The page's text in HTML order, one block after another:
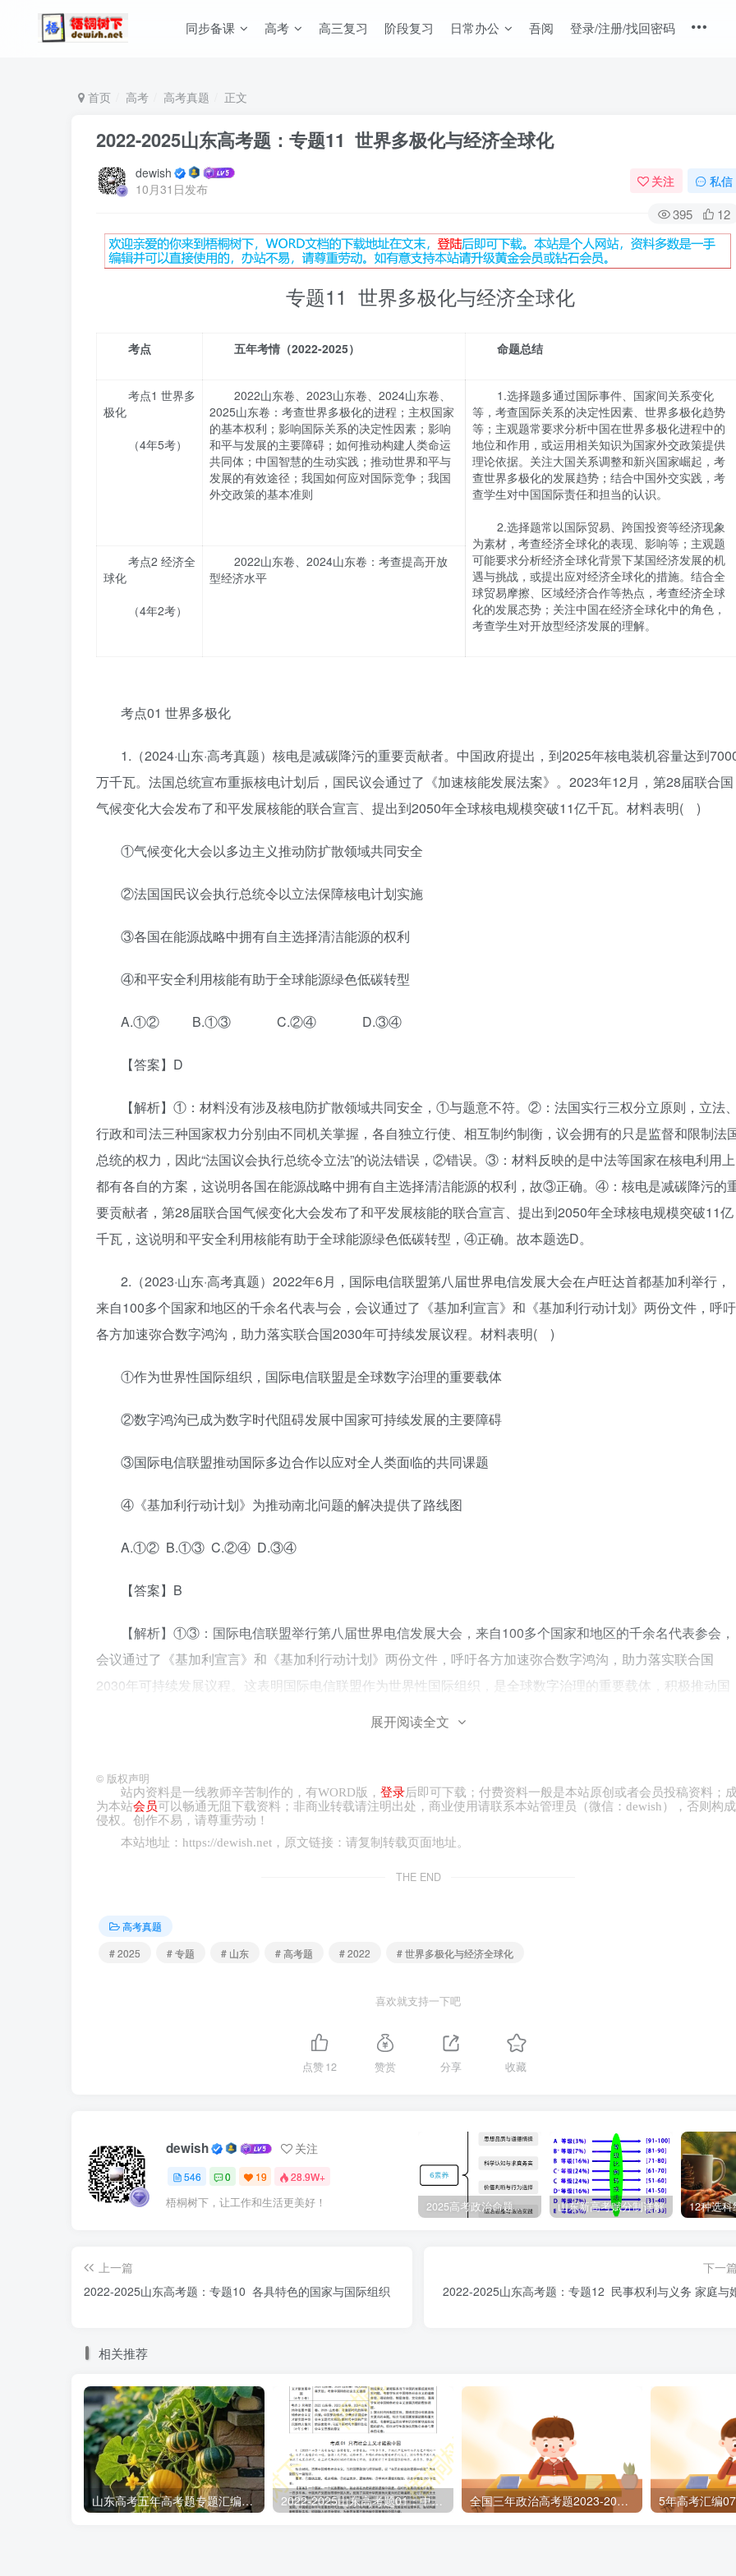
同步备课 高考 高三复习 阶段复习 日常办公 吾阅 登录/注册/找回密码
首页 高考 高考真题 正文
2022-2025山东高考题：专题11 世界多极化与经济全球化
dewish
10月31日发布
关注 私信
395 12
专题11 世界多极化与经济全球化
考点 五年考情（2022-2025） 命题总结
考点1 世界多
极化
（4年5考）
2022山东卷、2023山东卷、2024山东卷、
2025山东卷：考查世界多极化的进程；主权国家
的基本权利；影响国际关系的决定性因素；影响
和平与发展的主要障碍；如何推动构建人类命运
共同体；中国智慧的生动实践；推动世界和平与
发展的有效途径；我国如何应对国际竞争；我国
外交政策的基本准则
1.选择题多通过国际事件、国家间关系变化
等，考查国际关系的决定性因素、世界多极化趋势
等；主观题常要求分析中国在世界多极化进程中的
地位和作用，或运用相关知识为国家外交政策提供
理论依据。关注大国关系调整和新兴国家崛起，考
查世界多极化的发展趋势；结合中国外交实践，考
查学生对中国国际责任和担当的认识。
2.选择题常以国际贸易、跨国投资等经济现象
为素材，考查经济全球化的表现、影响等；主观题
可能要求分析经济全球化背景下某国经济发展的机
遇与挑战，或提出应对经济全球化的措施。结合全
球贸易摩擦、区域经济合作等热点，考查经济全球
化的发展态势；关注中国在经济全球化中的角色，
考查学生对开放型经济发展的理解。
考点2 经济全
球化
（4年2考）
2022山东卷、2024山东卷：考查提高开放
型经济水平
考点01 世界多极化
1.（2024·山东·高考真题）核电是减碳降污的重要贡献者。中国政府提出，到2025年核电装机容量达到
万千瓦。法国总统宣布重振核电计划后，国民议会通过了《加速核能发展法案》。2023年12月，第28届联合国
气候变化大会发布了和平发展核能的联合宣言、提出到2050年全球核电规模突破11亿千瓦。材料表明( )
①气候变化大会以多边主义推动防扩散领域共同安全
②法国国民议会执行总统令以立法保障核电计划实施
③各国在能源战略中拥有自主选择清洁能源的权利
④和平安全利用核能有助于全球能源绿色低碳转型
A.①② B.①③ C.②④ D.③④
【答案】D
【解析】①：材料没有涉及核电防扩散领域共同安全，①与题意不符。②：法国实行三权分立原则，立法
行政和司法三种国家权力分别由不同机关掌握，各自独立行使、相互制约制衡，议会拥有的只是监督和限制法
总统的权力，因此“法国议会执行总统令立法”的说法错误，②错误。③：材料反映的是中法等国家在核电利用上
都有各自的方案，这说明各国在能源战略中拥有自主选择清洁能源的权利，故③正确。④：核电是减碳降污的
要贡献者，第28届联合国气候变化大会发布了和平发展核能的联合宣言、提出到2050年全球核电规模突破11亿
千瓦，这说明和平安全利用核能有助于全球能源绿色低碳转型，④正确。故本题选D。
2.（2023·山东·高考真题）2022年6月，国际电信联盟第八届世界电信发展大会在卢旺达首都基加利举行，
来自100多个国家和地区的千余名代表与会，会议通过了《基加利宣言》和《基加利行动计划》两份文件，呼吁
各方加速弥合数字鸿沟，助力落实联合国2030年可持续发展议程。材料表明( )
①作为世界性国际组织，国际电信联盟是全球数字治理的重要载体
②数字鸿沟已成为数字时代阻碍发展中国家可持续发展的主要障碍
③国际电信联盟推动国际多边合作以应对全人类面临的共同课题
④《基加利行动计划》为推动南北问题的解决提供了路线图
A.①② B.①③ C.②④ D.③④
【答案】B
【解析】①③：国际电信联盟举行第八届世界电信发展大会，来自100多个国家和地区的千余名代表参会，
会议通过了《基加利宣言》和《基加利行动计划》两份文件，呼吁各方加速弥合数字鸿沟，助力落实联合国
2030年可持续发展议程。这表明国际电信联盟作为世界性国际组织，是全球数字治理的重要载体，积极推动国
际多边合作以应对全人类面临的共同课题，①③符合题意。②：霸权主义和强权政治是和平与发展的主要障碍
3.（2022·山东·高考真题）一些经济体量较小的国家为与大国争夺国际投资，往往会设定较低的企业税率，
有些国家甚至将税率定在10%以下。美国为缓解财政赤字，倡议各国对跨国公司征收最低21%的企业税。该倡
（OECD）框架下达成共识，“全球最低企业税率”被设定为15%。材料表明( )
①美国利用“经合组织”主导此次国际规则制定，本质是“美国优先”
④国家利益和国家实力是达成此次最低税率谈判结果的决定性因素
【答案】B
【解析】①④：美国为缓解财政赤字，有意提高全球最低企业税率。在美国推动下，136个国家和地区在“
合组织”（OECD）框架下达成共识，设定“全球最低企业税率”，这表明美国利用“经合组织”主导此次国际规则制
②：税收管辖权的权利属于主权国家，②说法错误，不选。③：各参与国以本国利益为出发点，而非共同利益
③说法错误，不选。故本题选B。
◆事必有法，然后可成
在谈及抓改革落实时，习近平强调，“既要积极主动，更要扎实稳健，明确优先序，把握时度效，尽力而
为、量力而行，不能脱离实际”。
展开阅读全文
© 版权声明
站内资料是一线教师辛苦制作的，有WORD版， 登录后即可下载；付费资料一般是本站原创或者会员投稿资料；
为本站会员可以畅通无阻下载资料；非商业转载请注明出处，商业使用请联系本站管理员（微信： dewish ），否则构成
侵权。创作不易，请尊重劳动！
本站地址： https://dewish.net ，原文链接：请复制转载页面地址。
THE END
高考真题
# 2025
# 专题 # 山东 # 高考题 # 2022 # 世界多极化与经济全球化
喜欢就支持一下吧
点赞12 赞赏 分享 收藏
dewish 关注
546 0 19 28.9W+
梧桐树下，让工作和生活更美好！ 2025高考政治命题纲要解读 山东新高考赋分制详解 12种选
上一篇
2022-2025山东高考题：专题10 各具特色的国家与国际组织
下一
2022-2025山东高考题：专题12 民事权利与义务 家庭与
相关推荐
山东高考五年高考题专题汇编（2020-2024） 2022-2025山东高考题01：中国特色社会主义 全国三年政治高考题2023-2025打包下载